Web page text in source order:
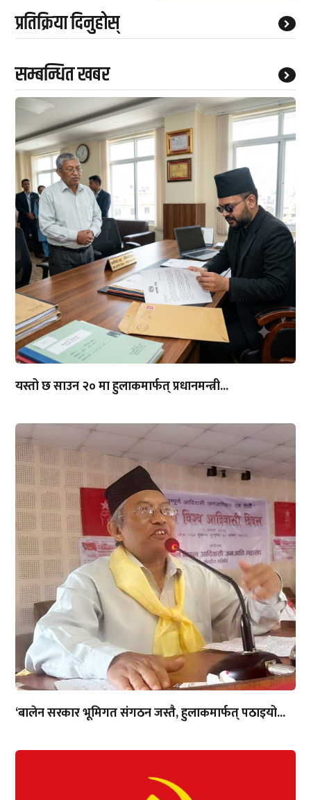
प्रतिक्रिया दिनुहोस्
सम्बन्धित खबर
यस्तो छ साउन २० मा हुलाकमार्फत् प्रधानमन्त्री...
‘बालेन सरकार भूमिगत संगठन जस्तै, हुलाकमार्फत् पठाइयो...